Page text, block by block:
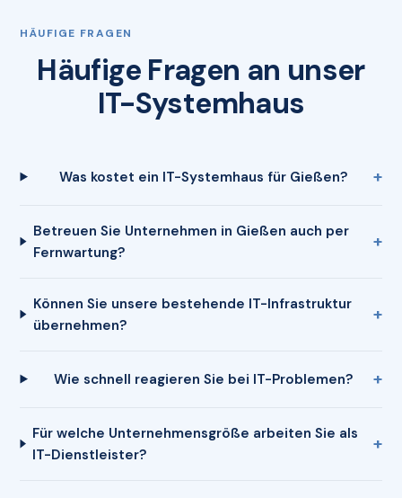
HÄUFIGE FRAGEN
Häufige Fragen an unser
IT-Systemhaus
Was kostet ein IT-Systemhaus für Gießen?
Betreuen Sie Unternehmen in Gießen auch per
Fernwartung?
Können Sie unsere bestehende IT-Infrastruktur
übernehmen?
Wie schnell reagieren Sie bei IT-Problemen?
Für welche Unternehmensgröße arbeiten Sie als
IT-Dienstleister?